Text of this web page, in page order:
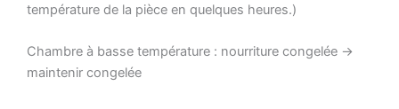
température de la pièce en quelques heures.)
Chambre à basse température : nourriture congelée →
maintenir congelée